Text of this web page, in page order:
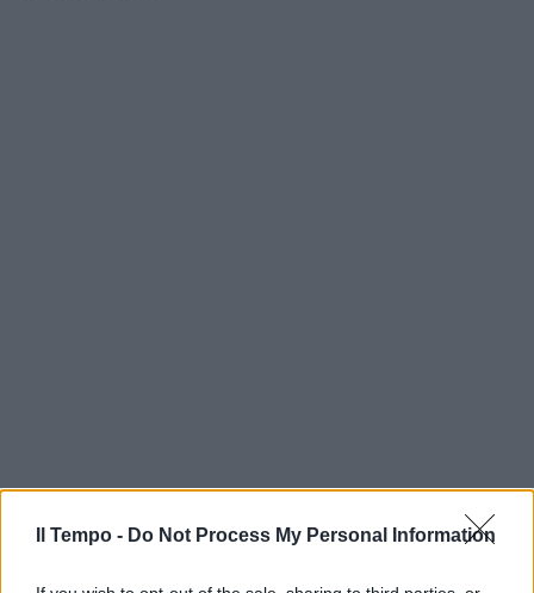
Il Tempo - Do Not Process My Personal Information